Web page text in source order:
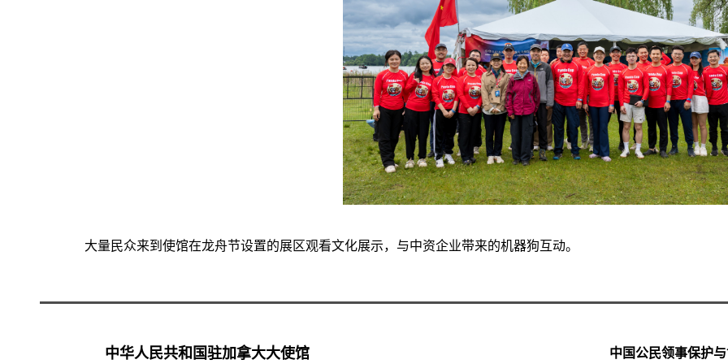
大量民众来到使馆在龙舟节设置的展区观看文化展示，与中资企业带来的机器狗互动。
中华人民共和国驻加拿大大使馆 中国公民领事保护